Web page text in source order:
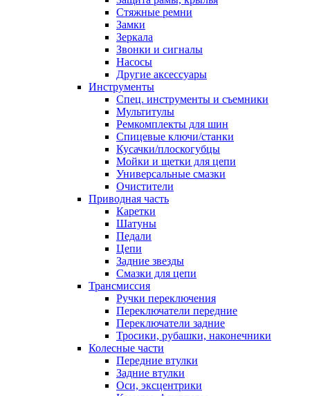
Стяжные ремни
Замки
Зеркала
Звонки и сигналы
Насосы
Другие аксессуары
Инструменты
Спец. инструменты и съемники
Мультитулы
Ремкомплекты для шин
Спицевые ключи/станки
Кусачки/плоскогубцы
Мойки и щетки для цепи
Универсальные смазки
Очистители
Приводная часть
Каретки
Шатуны
Педали
Цепи
Задние звезды
Смазки для цепи
Трансмиссия
Ручки переключения
Переключатели передние
Переключатели задние
Тросики, рубашки, наконечники
Колесные части
Передние втулки
Задние втулки
Оси, эксцентрики